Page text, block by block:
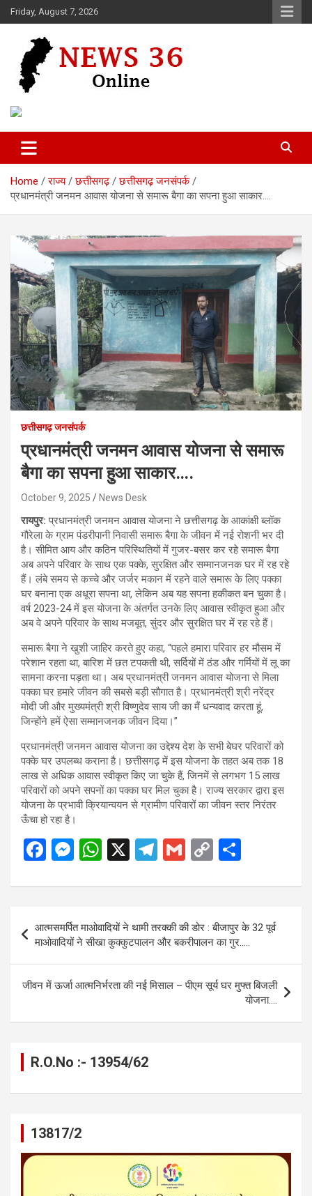
Skip
to
Friday, August 7, 2026
News 36
Home राज्य छत्तीसगढ़
छत्तीसगढ़ जनसंपर्क
प्रधानमंत्री जनमन आवास योजना से समारू बैगा का सपना हुआ साकार….
छत्तीसगढ़ जनसंपर्क
प्रधानमंत्री जनमन आवास योजना से समारू
बैगा का सपना हुआ साकार….
October 9, 2025 News Desk
रायपुर:प्रधानमंत्री जनमन आवास योजना ने छत्तीसगढ़ के आकांक्षी ब्लॉक
गौरेला के ग्राम पंडरीपानी निवासी समारू बैगा के जीवन में नई रोशनी भर दी
है। सीमित आय और कठिन परिस्थितियों में गुजर-बसर कर रहे समारू बैगा
अब अपने परिवार के साथ एक पक्के, सुरक्षित और सम्मानजनक घर में रह रहे
हैं। लंबे समय से कच्चे और जर्जर मकान में रहने वाले समारू के लिए पक्का
घर बनाना एक अधूरा सपना था, लेकिन अब यह सपना हकीकत बन चुका है।
वर्ष 2023-24 में इस योजना के अंतर्गत उनके लिए आवास स्वीकृत हुआ और
अब वे अपने परिवार के साथ मजबूत, सुंदर और सुरक्षित घर में रह रहे हैं।
समारू बैगा ने खुशी जाहिर करते हुए कहा, “पहले हमारा परिवार हर मौसम में
परेशान रहता था, बारिश में छत टपकती थी, सर्दियों में ठंड और गर्मियों में लू का
सामना करना पड़ता था। अब प्रधानमंत्री जनमन आवास योजना से मिला
पक्का घर हमारे जीवन की सबसे बड़ी सौगात है। प्रधानमंत्री श्री नरेंद्र
मोदी जी और मुख्यमंत्री श्री विष्णुदेव साय जी का मैं धन्यवाद करता हूं,
जिन्होंने हमें ऐसा सम्मानजनक जीवन दिया।”
प्रधानमंत्री जनमन आवास योजना का उद्देश्य देश के सभी बेघर परिवारों को
पक्के घर उपलब्ध कराना है। छत्तीसगढ़ में इस योजना के तहत अब तक 18
लाख से अधिक आवास स्वीकृत किए जा चुके हैं, जिनमें से लगभग 15 लाख
परिवारों को अपने सपनों का पक्का घर मिल चुका है। राज्य सरकार द्वारा इस
योजना के प्रभावी क्रियान्वयन से ग्रामीण परिवारों का जीवन स्तर निरंतर
ऊँचा हो रहा है।
F
ce
o
o
k
M
se
g
er
W
at
s
A
p
p
X
T
e
gr
a
m
G
ail
C
py
Li
n
k
ar
e
navigation
आत्मसमर्पित माओवादियों ने थामी तरक्की की डोर : बीजापुर के 32 पूर्व
माओवादियों ने सीखा कुक्कुटपालन और बकरीपालन का गुर…..
जीवन में ऊर्जा आत्मनिर्भरता की नई मिसाल – पीएम सूर्य घर मुफ्त बिजली
योजना….
R.O.No :- 13954/62
13817/2